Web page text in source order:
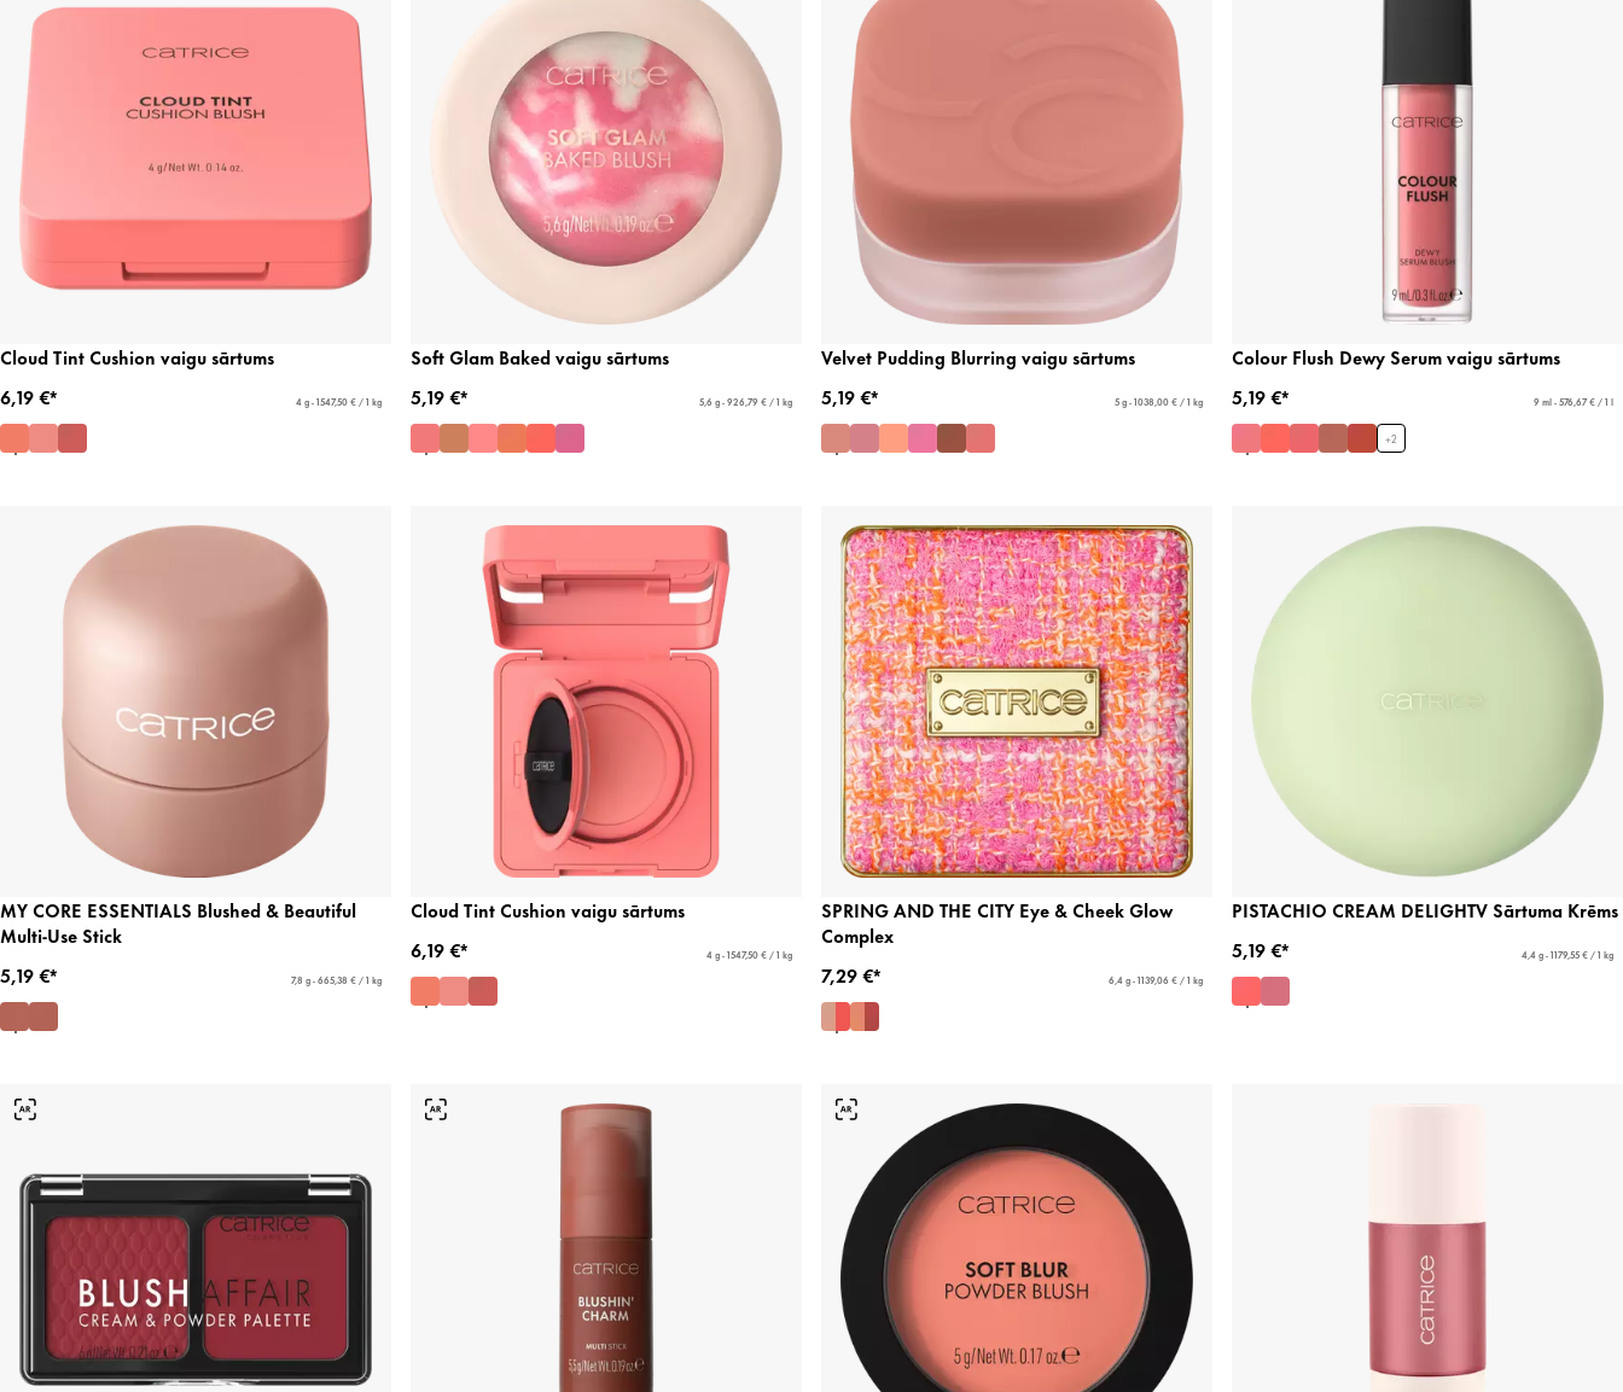
Cloud Tint Cushion vaigu sārtums
6,19 €*
4 g - 1547,50 € / 1 kg
Soft Glam Baked vaigu sārtums
5,19 €*
5,6 g - 926,79 € / 1 kg
Velvet Pudding Blurring vaigu sārtums
5,19 €*
5 g - 1038,00 € / 1 kg
Colour Flush Dewy Serum vaigu sārtums
5,19 €*
9 ml - 576,67 € / 1 l
+2
MY CORE ESSENTIALS Blushed & Beautiful
Multi-Use Stick
5,19 €*
7,8 g - 665,38 € / 1 kg
Cloud Tint Cushion vaigu sārtums
6,19 €*
4 g - 1547,50 € / 1 kg
SPRING AND THE CITY Eye & Cheek Glow
Complex
7,29 €*
6,4 g - 1139,06 € / 1 kg
PISTACHIO CREAM DELIGHTV Sārtuma Krēms
5,19 €*
4,4 g - 1179,55 € / 1 kg